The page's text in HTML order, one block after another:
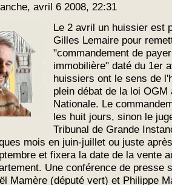
avril 6 2008, 22:31
Le 2 avril un huissier est
Gilles Lemaire pour
"commandement de
immobilière" daté du 1er
huissiers ont le sens de
plein débat de la loi OGM
Nationale. Le
les huit jours, sinon le
Tribunal de Grande
mois en juin-juillet ou juste
et fixera la date de la vente
Une conférence de presse
Mamère (député vert) et Philippe